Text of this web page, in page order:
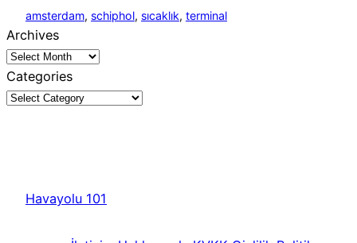
amsterdam, schiphol, sıcaklık, terminal
Archives
Categories
Havayolu 101